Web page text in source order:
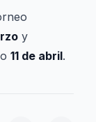
y
11 de abril.